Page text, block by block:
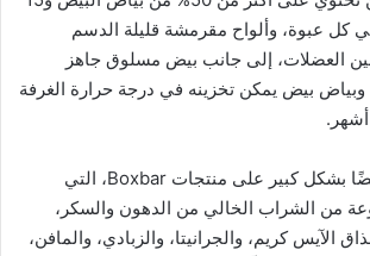
كل عبوة، وألواح مقرمشة قليلة الدسم
العضلات، إلى جانب بيض مسلوق جاهز
وبياض بيض يمكن تخزينه في درجة حرارة الغرفة
ستركز المجموعة أيضًا بشكل كبير على منتجات Boxbar، التي
من الشراب الخالي من الدهون والسكر،
الآيس كريم، والجرانيتا، والزبادي، والمافن،